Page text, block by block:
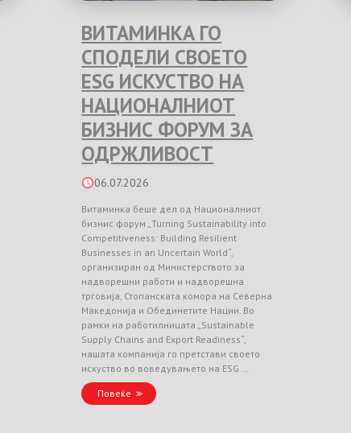
ВИТАМИНКА ГО
СПОДЕЛИ СВОЕТО
ESG ИСКУСТВО НА
НАЦИОНАЛНИОТ
БИЗНИС ФОРУМ ЗА
ОДРЖЛИВОСТ
06.07.2026
Витаминка беше дел од Националниот
бизнис форум „Turning Sustainability into
Competitiveness: Building Resilient
Businesses in an Uncertain World“,
организиран од Министерството за
надворешни работи и надворешна
трговија, Стопанската комора на Северна
Македонија и Обединетите Нации. Во
рамки на работилницата „Sustainable
Supply Chains and Export Readiness“,
нашата компанија го претстави своето
искуство во воведувањето на ESG …
Повеќе